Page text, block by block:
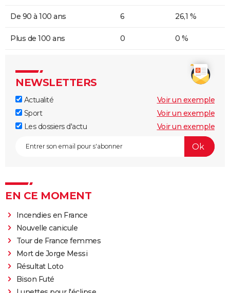
De 90 à 100 ans 6 26,1 %
Plus de 100 ans 0 0 %
NEWSLETTERS
Actualité
Voir un exemple
Sport
Voir un exemple
Les dossiers d'actu
Voir un exemple
EN CE MOMENT
Incendies en France
Nouvelle canicule
Tour de France femmes
Mort de Jorge Messi
Résultat Loto
Bison Futé